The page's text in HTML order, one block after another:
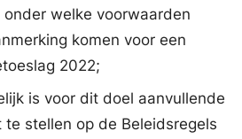
welke voorwaarden
komen voor een
2022;
is voor dit doel aanvullende
stellen op de Beleidsregels